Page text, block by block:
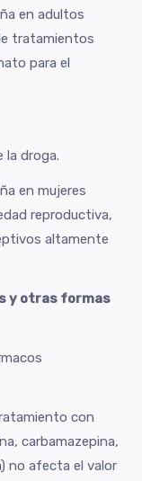
en adultos
tratamientos
para el
la droga.
en mujeres
reproductiva,
altamente
y otras formas
con
carbamazepina,
no afecta el valor